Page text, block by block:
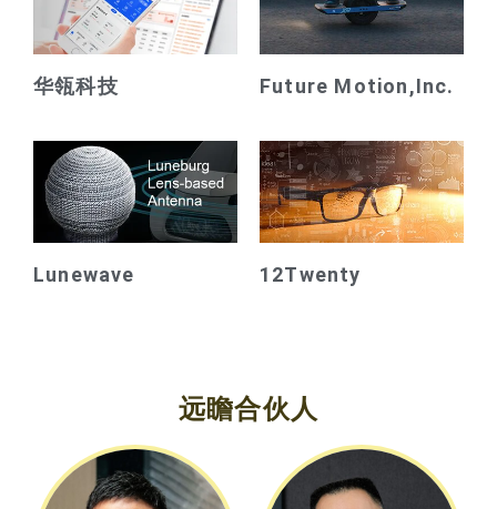
华瓴科技 Future Motion,Inc.
Lunewave 12Twenty
远瞻合伙人